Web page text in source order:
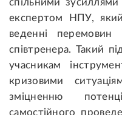
спільними
експертом НПУ, який
веденні перемовин
співтренера. Такий
учасникам
кризовими
зміцненню
самостійного